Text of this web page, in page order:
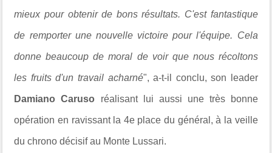
mieux pour obtenir de bons résultats. C'est fantastique
de remporter une nouvelle victoire pour l'équipe. Cela
donne beaucoup de moral de voir que nous récoltons
les fruits d'un travail acharné", a-t-il conclu, son leader
Damiano Caruso réalisant lui aussi une très bonne
opération en ravissant la 4e place du général, à la veille
du chrono décisif au Monte Lussari.